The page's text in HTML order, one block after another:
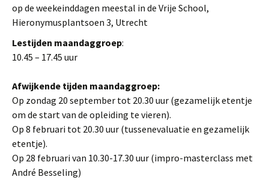
op de weekeinddagen meestal in de Vrije School,
Hieronymusplantsoen 3, Utrecht
Lestijden maandaggroep:
10.45 – 17.45 uur
Afwijkende tijden maandaggroep:
Op zondag 20 september tot 20.30 uur (gezamelijk etentje
om de start van de opleiding te vieren).
Op 8 februari tot 20.30 uur (tussenevaluatie en gezamelijk
etentje).
Op 28 februari van 10.30-17.30 uur (impro-masterclass met
André Besseling)